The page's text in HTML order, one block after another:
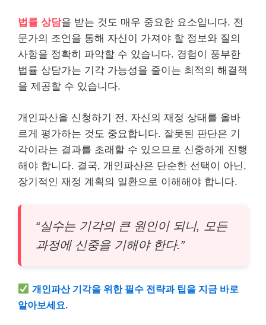
법률 상담을 받는 것도 매우 중요한 요소입니다. 전
문가의 조언을 통해 자신이 가져야 할 정보와 질의
사항을 정확히 파악할 수 있습니다. 경험이 풍부한
법률 상담가는 기각 가능성을 줄이는 최적의 해결책
을 제공할 수 있습니다.
개인파산을 신청하기 전, 자신의 재정 상태를 올바
르게 평가하는 것도 중요합니다. 잘못된 판단은 기
각이라는 결과를 초래할 수 있으므로 신중하게 진행
해야 합니다. 결국, 개인파산은 단순한 선택이 아닌,
장기적인 재정 계획의 일환으로 이해해야 합니다.
“실수는 기각의 큰 원인이 되니, 모든
과정에 신중을 기해야 한다.”
개인파산 기각을 위한 필수 전략과 팁을 지금 바로
알아보세요.